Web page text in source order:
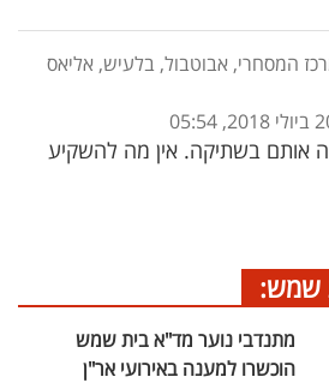
המסחרי, אבוטבול, בלעיש, אליאס
אותם בשתיקה. אין מה להשקיע
שמש:
מתנדבי נוער מד"א בית שמש
הוכשרו למענה באירועי אר"ן